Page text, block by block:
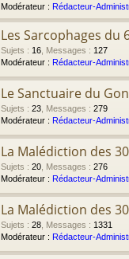
Modérateur : Rédacteur-
Les Sarcophages du
Sujets : 16 Messages : 127
Modérateur : Rédacteur-
Le Sanctuaire du
Sujets : 23 Messages : 279
Modérateur : Rédacteur-
La Malédiction des
Sujets : 20 Messages : 276
Modérateur : Rédacteur-
La Malédiction des
Sujets : 28 Messages : 1331
Modérateur : Rédacteur-